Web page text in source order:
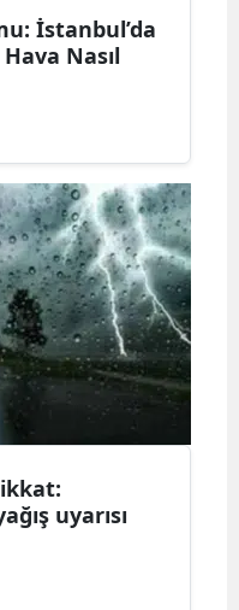
İstanbul’da
Nasıl
uyarısı